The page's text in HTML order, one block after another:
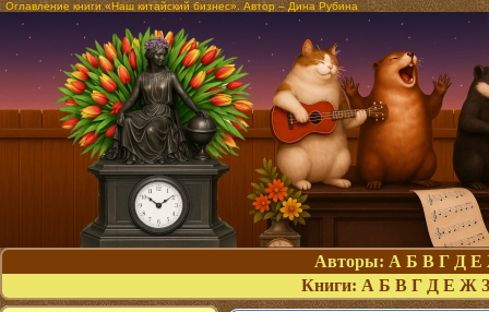
Оглавление книги «Наш китайский бизнес». Автор – Дина Рубина
Авторы: А Б В Г Д Е
Книги: А Б В Г Д Е Ж З